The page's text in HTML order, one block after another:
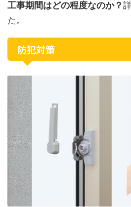
工事期間はどの程度なのか？
た。
防犯対策